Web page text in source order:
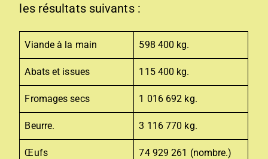
les résultats suivants :
Viande à la main 598 400 kg.
Abats et issues 115 400 kg.
Fromages secs 1 016 692 kg.
Beurre. 3 116 770 kg.
Œufs 74 929 261 (nombre.)